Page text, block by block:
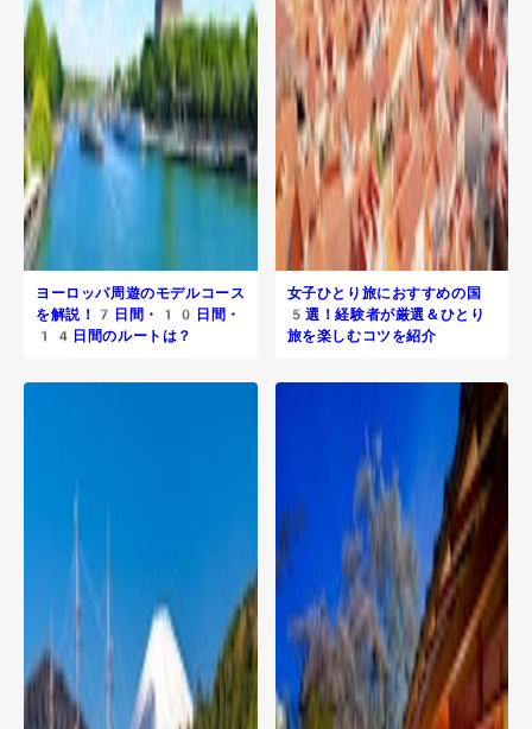
ヨーロッパ周遊のモデルコース
を解説！7日間・10日間・
14日間のルートは？
女子ひとり旅におすすめの国
5選！経験者が厳選＆ひとり
旅を楽しむコツを紹介